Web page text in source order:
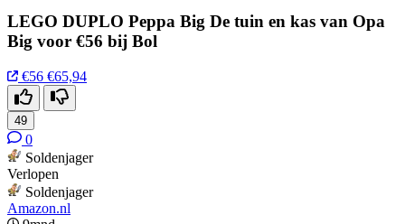
LEGO DUPLO Peppa Big De tuin en kas van Opa
Big voor €56 bij Bol
€56 €65,94
49
0
Soldenjager
Verlopen
Soldenjager
Amazon.nl